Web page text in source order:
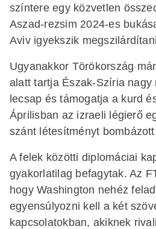
színtere egy közvetlen
Aszad-rezsim 2024-es
Aviv igyekszik
Ugyanakkor Törökország
alatt tartja Észak-Szíria nagy
lecsap és támogatja a kurd
Áprilisban az izraeli légierő
szánt létesítményt
A felek közötti diplomáciai
gyakorlatilag befagytak. Az
hogy Washington nehéz
egyensúlyozni kell a két
kapcsolatokban, akiknek